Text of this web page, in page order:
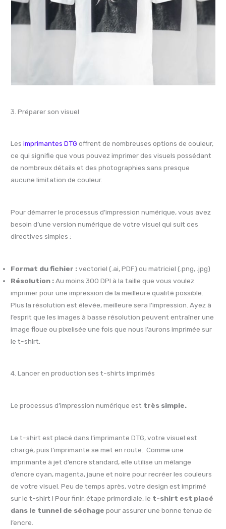
3. Préparer son visuel
Lesimprimantes DTG offrent de nombreuses options de couleur,
ce qui signifie que vous pouvez imprimer des visuels possédant
de nombreux détails et des photographies sans presque
aucune limitation de couleur.
Pour démarrer le processus d’impression numérique, vous avez
besoin d’une version numérique de votre visuel qui suit ces
directives simples :
Format du fichier :vectoriel (.ai, PDF) ou matriciel (.png, .jpg)
Résolution :Au moins 300 DPI à la taille que vous voulez
imprimer pour une impression de la meilleure qualité possible.
Plus la résolution est élevée, meilleure sera l’impression. Ayez à
l’esprit que les images à basse résolution peuvent entraîner une
image floue ou pixelisée une fois que nous l’aurons imprimée sur
le t-shirt.
4. Lancer en production ses t-shirts imprimés
Le processus d’impression numérique est très simple.
Le t-shirt est placé dans l’imprimante DTG, votre visuel est
chargé, puis l’imprimante se met en route. Comme une
imprimante à jet d’encre standard, elle utilise un mélange
d’encre cyan, magenta, jaune et noire pour recréer les couleurs
de votre visuel. Peu de temps après, votre design est imprimé
sur le t-shirt ! Pour finir, étape primordiale, le t-shirt est placé
dans le tunnel de séchage pour assurer une bonne tenue de
l’encre.